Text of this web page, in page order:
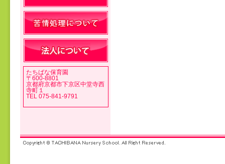
たちばな保育園
〒600-8801
京都府京都市下京区中堂寺西
寺町１
TEL 075-841-9791